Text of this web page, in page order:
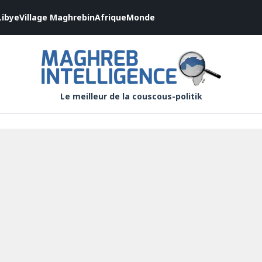
Village MaghrebinAfriqueMonde
Le meilleur de la couscous-politik